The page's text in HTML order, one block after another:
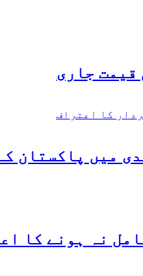
قیمت جاری
میں پاکستان
نہ ہونے کا